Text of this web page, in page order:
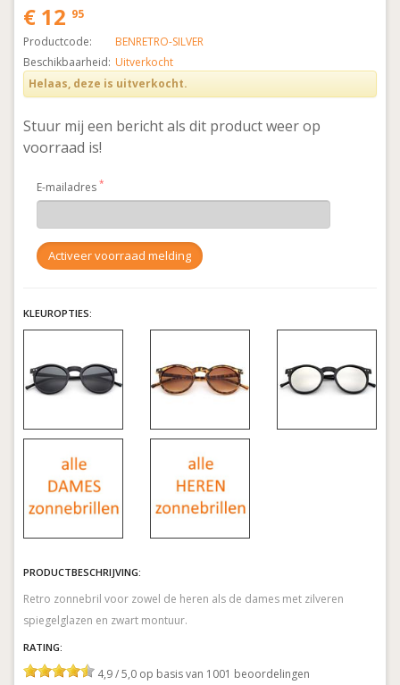
€ 12 95
Productcode:
BENRETRO-SILVER
Beschikbaarheid: Uitverkocht
Helaas, deze is uitverkocht.
Stuur mij een bericht als dit product weer op
voorraad is!
E-mailadres
KLEUROPTIES:
PRODUCTBESCHRIJVING:
Retro zonnebril voor zowel de heren als de dames met zilveren
spiegelglazen en zwart montuur.
RATING:
4,9 / 5,0 op basis van 1001 beoordelingen